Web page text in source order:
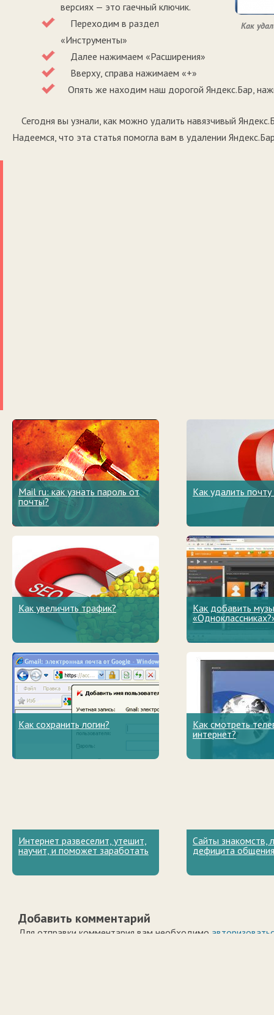
Как
версиях — это гаечный ключик.
Переходим в раздел
«Инструменты»
Далее нажимаем «Расширения»
Вверху, справа нажимаем «+»
Опять же находим наш дорогой Яндекс.Бар,
Сегодня вы узнали, как можно удалить навязчивый
Надеемся, что эта статья помогла вам в удалении
Mail ru: как узнать пароль от
почты?
Как удалить
Как увеличить трафик?
Как добавить
Как сохранить логин?
Как смотреть
интернет?
Интернет развеселит, утешит,
научит, и поможет заработать
Сайты знакомств,
дефицита общения
Добавить комментарий
Для отправки комментария вам необходимо